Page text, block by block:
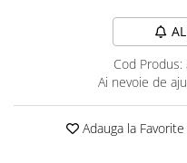
Medicina & Farmacie
Cod Produs:
Ai nevoie de
Adauga la Favorite